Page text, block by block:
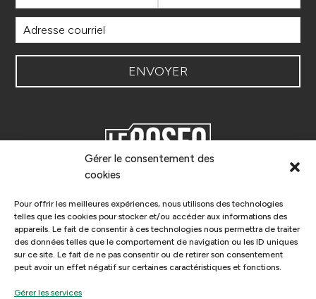
Gérer le consentement des
cookies
Pour offrir les meilleures expériences, nous utilisons des technologies
telles que les cookies pour stocker et/ou accéder aux informations des
appareils. Le fait de consentir à ces technologies nous permettra de traiter
des données telles que le comportement de navigation ou les ID uniques
sur ce site. Le fait de ne pas consentir ou de retirer son consentement
peut avoir un effet négatif sur certaines caractéristiques et fonctions.
Gérer les services
Le ROSEQ, Le Réseau des Organisateurs de
Spectacles de l’Est du Québec, est un réseau de
diffuseurs pluridisciplinaires qui donne des services à
ses membres pour favoriser l’accueil et la circulation
de spectacles professionnels sur son territoire.